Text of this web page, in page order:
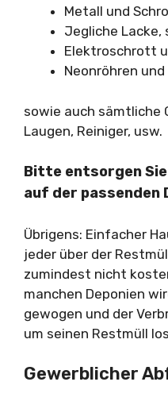
Metall und
Jegliche Lacke,
Elektroschrott
Neonröhren
sowie auch sämtliche
Laugen, Reiniger, usw.
Bitte entsorgen
auf der passenden
Übrigens: Einfacher
jeder über der
zumindest nicht
manchen Deponien
gewogen und der
um seinen Restmüll
Gewerblicher